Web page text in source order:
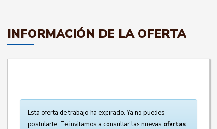
INFORMACIÓN DE LA OFERTA
Esta oferta de trabajo ha expirado. Ya no puedes
postularte. Te invitamos a consultar las nuevas ofertas